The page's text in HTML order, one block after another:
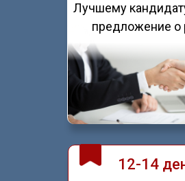
Лучшему
предложение о
12-14